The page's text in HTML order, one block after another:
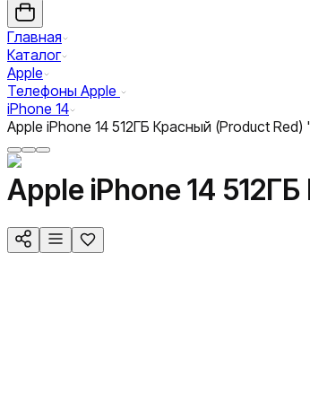
Главная
Каталог
Apple
Телефоны Apple
iPhone 14
Apple iPhone 14 512ГБ Красный (Product Red)
Apple iPhone 14